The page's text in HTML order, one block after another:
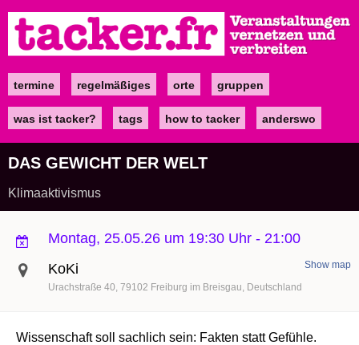
zum
Inhalt
Maintermine regelmäßiges orte gruppen
was ist tacker? tags how to tacker anderswo
DAS GEWICHT DER WELT
Klimaaktivismus
Montag, 25.05.26 um 19:30 Uhr - 21:00
KoKi
Urachstraße 40 79102 Freiburg im Breisgau Deutschland
Show map
Wissenschaft soll sachlich sein: Fakten statt Gefühle.